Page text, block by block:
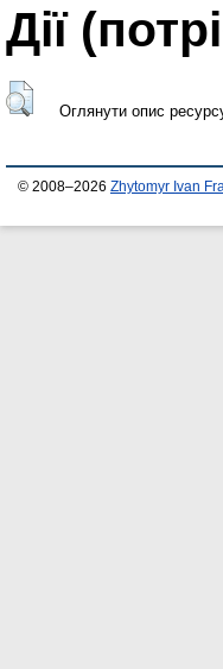
Дії
Оглянути опис
© 2008–2026 Zhytomyr Ivan